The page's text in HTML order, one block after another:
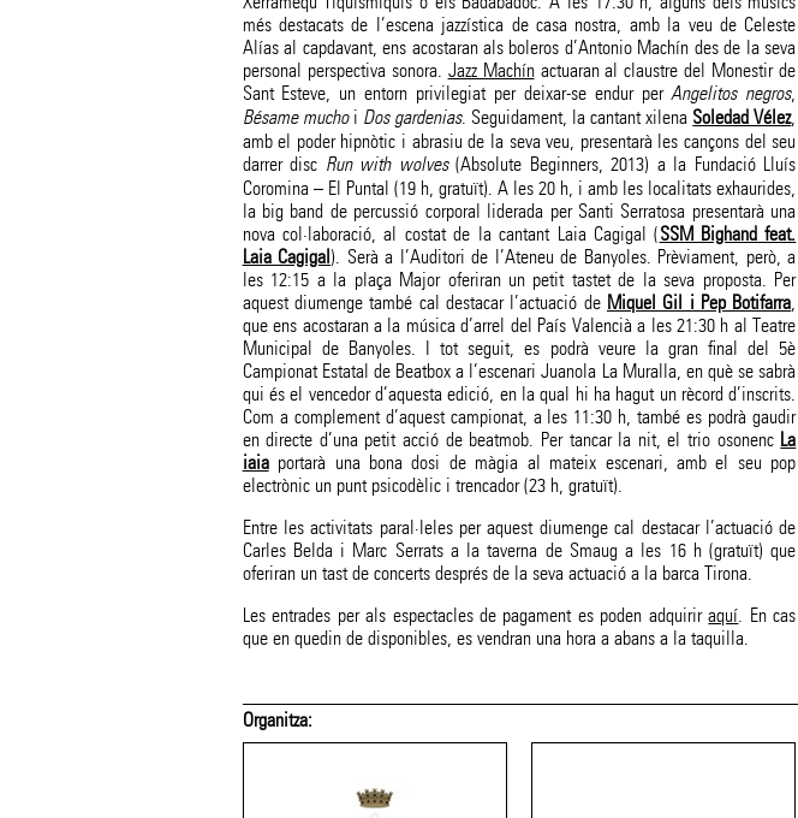
més destacats de l’escena jazzística de casa nostra, amb la veu de Celeste
Alías al capdavant, ens acostaran als boleros d’Antonio Machín des de la seva
personal perspectiva sonora. Jazz Machínactuaran al claustre del Monestir de
Sant Esteve, un entorn privilegiat per deixar-se endur perAngelitos negros,
Bésame muchoi Dos gardenias. Seguidament, la cantant xilena Soledad Vélez,
amb el poder hipnòtic i abrasiu de la seva veu, presentarà les cançons del seu
darrer disc Run with wolves(Absolute Beginners, 2013) a la Fundació Lluís
Coromina – El Puntal (19 h, gratuït). A les 20 h, i amb les localitats exhaurides,
la big band de percussió corporal liderada per Santi Serratosa presentarà una
nova col·laboració, al costat de la cantant Laia Cagigal (SSM Bighand feat.
Laia Cagigal ). Serà a l’Auditori de l’Ateneu de Banyoles. Prèviament, però, a
les 12:15 a la plaça Major oferiran un petit tastet de la seva proposta. Per
aquest diumenge també cal destacar l’actuació de Miquel Gil i Pep Botifarra,
que ens acostaran a la música d’arrel del País Valencià a les 21:30 h al Teatre
Municipal de Banyoles. I tot seguit, es podrà veure la gran final del 5è
Campionat Estatal de Beatbox a l’escenari Juanola La Muralla, en què se sabrà
qui és el vencedor d’aquesta edició, en la qual hi ha hagut un rècord d’inscrits.
Com a complement d’aquest campionat, a les 11:30 h, també es podrà gaudir
en directe d’una petit acció de beatmob. Per tancar la nit, el trio osonenc La
iaiaportarà una bona dosi de màgia al mateix escenari, amb el seu pop
electrònic un punt psicodèlic i trencador (23 h, gratuït).
Entre les activitats paral·leles per aquest diumenge cal destacar l’actuació de
Carles Belda i Marc Serrats a la taverna de Smaug a les 16 h (gratuït) que
oferiran un tast de concerts després de la seva actuació a la barca Tirona.
Les entrades per als espectacles de pagament es poden adquiriraquí. En cas
que en quedin de disponibles, es vendran una hora a abans a la taquilla.
Organitza: